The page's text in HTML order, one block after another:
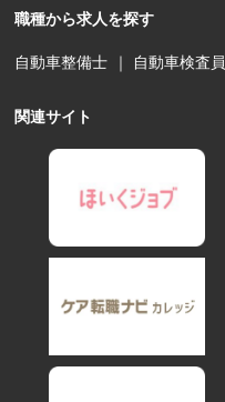
職種から求人を探す
自動車整備士 ｜ 自動車検査員
関連サイト